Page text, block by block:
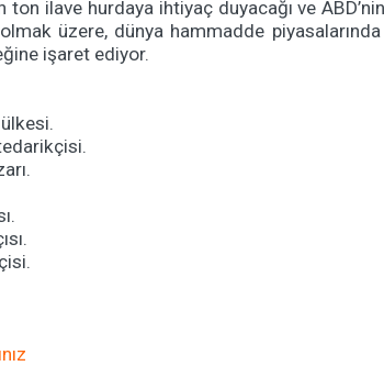
ilave hurdaya ihtiyaç duyacağı ve
üzere, dünya hammadde
işaret ediyor.